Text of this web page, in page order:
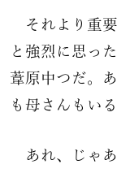
それより重要
と強烈に思っ
葦原中つだ。
も母さんもいる
あれ、じゃあ